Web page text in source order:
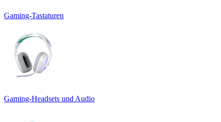
Gaming-Tastaturen
Gaming-Headsets und Audio